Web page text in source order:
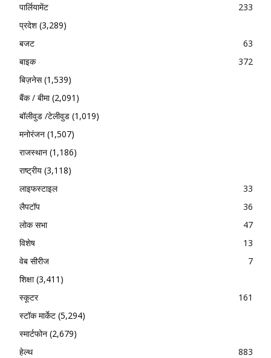
पार्लियामेंट
233
प्रदेश(3,289)
बजट
63
बाइक
372
बिज़नेस(1,539)
बैंक / बीमा(2,091)
बॉलीवुड /टेलीवुड (1,019)
मनोरंजन (1,507)
राजस्थान (1,186)
राष्ट्रीय (3,118)
लाइफस्टाइल
33
लैपटॉप
36
लोक सभा
47
विशेष
13
वेब सीरीज
7
शिक्षा(3,411)
स्कूटर
161
स्टॉक मार्केट (5,294)
स्मार्टफोन (2,679)
हेल्थ
883